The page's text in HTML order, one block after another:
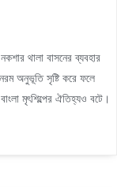
থালা বাসনের ব্যবহার
অনুভূতি সৃষ্টি করে ফলে
মৃৎশিল্পের ঐতিহ্যও বটে।